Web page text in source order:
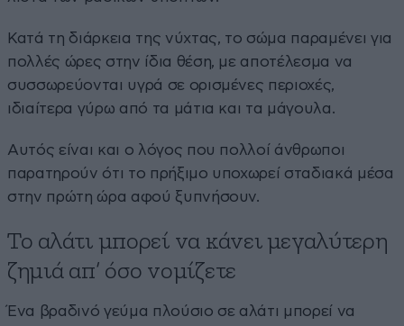
Κατά τη διάρκεια της νύχτας, το σώμα παραμένει για
πολλές ώρες στην ίδια θέση, με αποτέλεσμα να
συσσωρεύονται υγρά σε ορισμένες περιοχές,
ιδιαίτερα γύρω από τα μάτια και τα μάγουλα.
Αυτός είναι και ο λόγος που πολλοί άνθρωποι
παρατηρούν ότι το πρήξιμο υποχωρεί σταδιακά μέσα
στην πρώτη ώρα αφού ξυπνήσουν.
Το αλάτι μπορεί να κάνει μεγαλύτερη
ζημιά απ’ όσο νομίζετε
Ένα βραδινό γεύμα πλούσιο σε αλάτι μπορεί να